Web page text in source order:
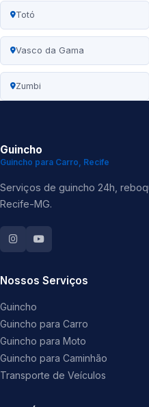
Totó
Vasco da Gama
Zumbi
Guincho
Guincho para Carro, Recife
Serviços de guincho 24h,
Recife-MG.
Nossos Serviços
Guincho
Guincho para Carro
Guincho para Moto
Guincho para Caminhão
Transporte de Veículos